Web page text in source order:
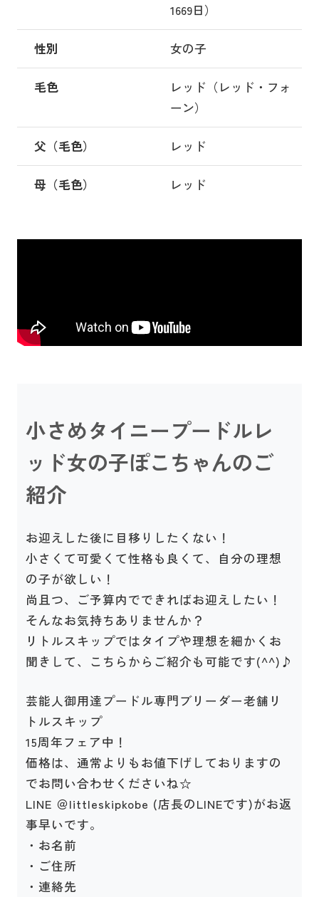
1669日）
性別 女の子
毛色
レッド（レッド・フォ
ーン）
父（毛色） レッド
母（毛色） レッド
小さめタイニープードルレ
ッド女の子ぽこちゃんのご
紹介
お迎えした後に目移りしたくない！
小さくて可愛くて性格も良くて、自分の理想
の子が欲しい！
尚且つ、ご予算内でできればお迎えしたい！
そんなお気持ちありませんか？
リトルスキップではタイプや理想を細かくお
聞きして、こちらからご紹介も可能です(^^)♪
芸能人御用達プードル専門ブリーダー老舗リ
トルスキップ
15周年フェア中！
価格は、通常よりもお値下げしておりますの
でお問い合わせくださいね☆
LINE ＠littleskipkobe (店長のLINEです)がお返
事早いです。
・お名前
・ご住所
・連絡先